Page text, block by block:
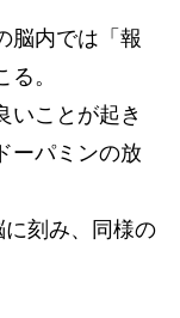
脳内では「報
。
いことが起き
ーパミンの放
に刻み、同様の